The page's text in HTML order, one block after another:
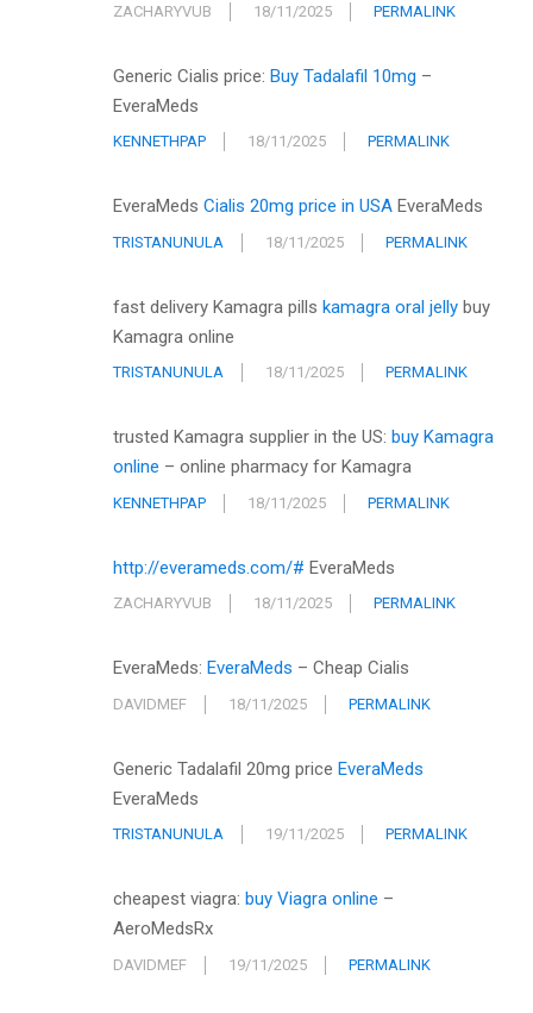
ZACHARYVUB 18/11/2025 PERMALINK
Generic Cialis price: Buy Tadalafil 10mg –
EveraMeds
KENNETHPAP 18/11/2025 PERMALINK
EveraMeds Cialis 20mg price in USA EveraMeds
TRISTANUNULA 18/11/2025 PERMALINK
fast delivery Kamagra pills kamagra oral jelly buy
Kamagra online
TRISTANUNULA 18/11/2025 PERMALINK
trusted Kamagra supplier in the US: buy Kamagra
online – online pharmacy for Kamagra
KENNETHPAP 18/11/2025 PERMALINK
http://everameds.com/# EveraMeds
ZACHARYVUB 18/11/2025 PERMALINK
EveraMeds: EveraMeds – Cheap Cialis
DAVIDMEF 18/11/2025 PERMALINK
Generic Tadalafil 20mg price EveraMeds
EveraMeds
TRISTANUNULA 19/11/2025 PERMALINK
cheapest viagra: buy Viagra online –
AeroMedsRx
DAVIDMEF 19/11/2025 PERMALINK